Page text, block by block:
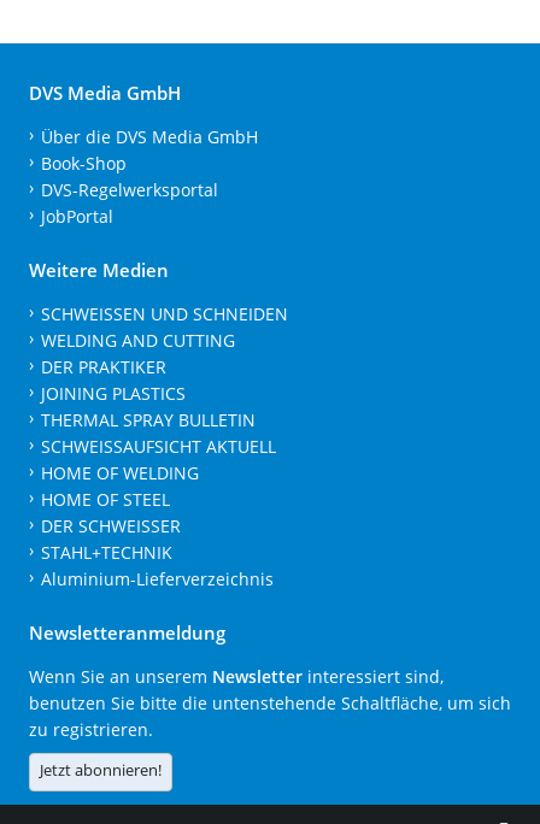
DVS Media GmbH
Über die DVS Media GmbH
Book-Shop
DVS-Regelwerksportal
JobPortal
Weitere Medien
SCHWEISSEN UND SCHNEIDEN
WELDING AND CUTTING
DER PRAKTIKER
JOINING PLASTICS
THERMAL SPRAY BULLETIN
SCHWEISSAUFSICHT AKTUELL
HOME OF WELDING
HOME OF STEEL
DER SCHWEISSER
STAHL+TECHNIK
Aluminium-Lieferverzeichnis
Newsletteranmeldung
Wenn Sie an unserem Newsletter interessiert sind,
benutzen Sie bitte die untenstehende Schaltfläche, um sich
zu registrieren.
Jetzt abonnieren!